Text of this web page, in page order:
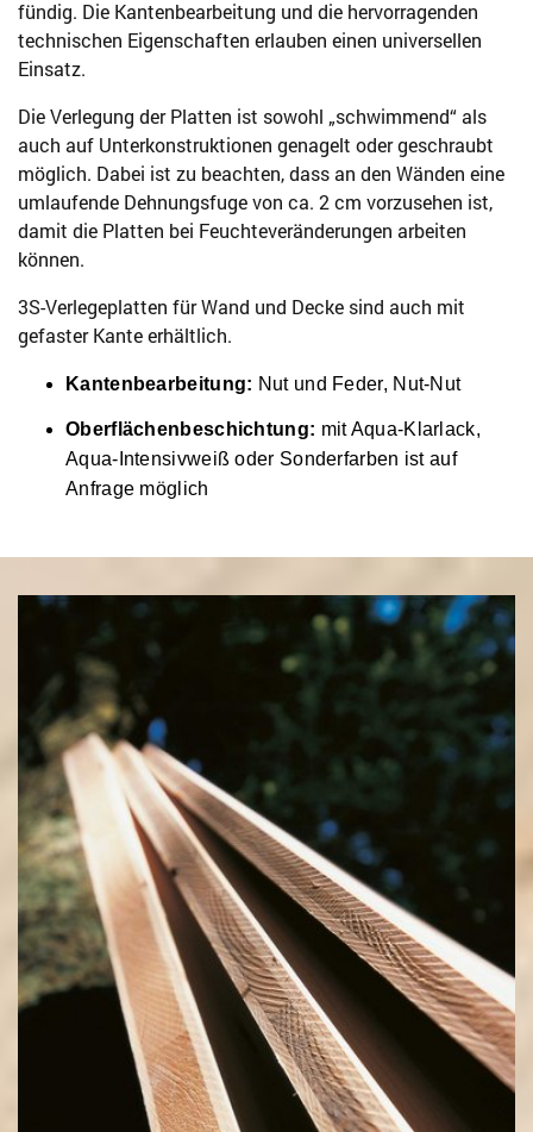
fündig. Die Kantenbearbeitung und die hervorragenden
technischen Eigenschaften erlauben einen universellen
Einsatz.
Die Verlegung der Platten ist sowohl „schwimmend“ als
auch auf Unterkonstruktionen genagelt oder geschraubt
möglich. Dabei ist zu beachten, dass an den Wänden eine
umlaufende Dehnungsfuge von ca. 2 cm vorzusehen ist,
damit die Platten bei Feuchteveränderungen arbeiten
können.
3S-Verlegeplatten für Wand und Decke sind auch mit
gefaster Kante erhältlich.
Kantenbearbeitung: Nut und Feder, Nut-Nut
Oberflächenbeschichtung: mit Aqua-Klarlack,
Aqua-Intensivweiß oder Sonderfarben ist auf
Anfrage möglich